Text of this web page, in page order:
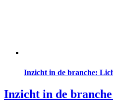
Inzicht in de branche:
Inzicht in de